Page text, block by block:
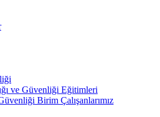
ve Güvenliği Eğitimleri
Birim Çalışanlarımız